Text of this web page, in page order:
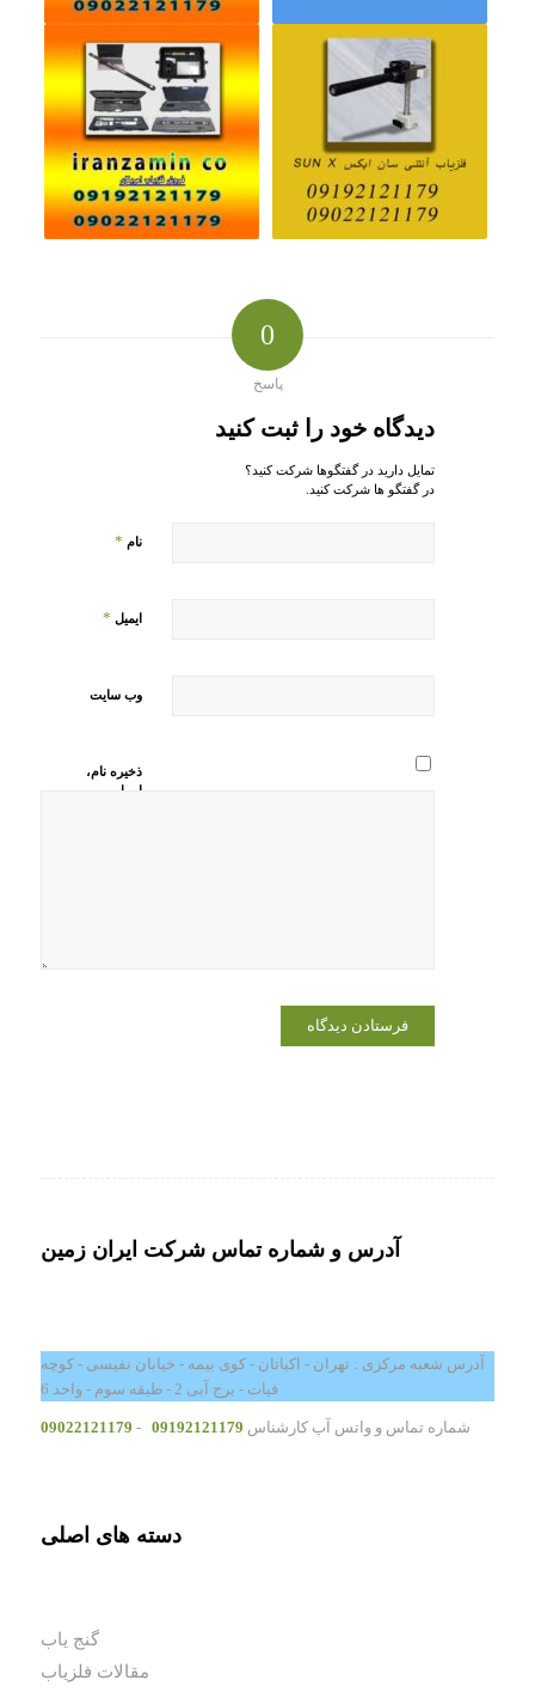
0
پاسخ
دیدگاه خود را ثبت کنید
تمایل دارید در گفتگوها شرکت کنید؟
در گفتگو ها شرکت کنید.
نام *
ایمیل *
وب‌ سایت
ذخیره نام،
ایمیل و
آدرس و شماره تماس شرکت ایران زمین
آدرس شعبه مرکزی : تهران - اکباتان - کوی بیمه - خیابان نفیسی - کوچه
فیات - برج آبی 2 - طبقه سوم - واحد 6
شماره تماس و واتس آپ کارشناس 09192121179
-
09022121179
دسته های اصلی
گنج یاب
مقالات فلزیاب